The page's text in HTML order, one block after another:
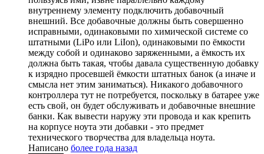
внутреннему элементу подключить добавочный
внешний. Все добавочные должны быть совершенно
исправными, одинаковыми по химической системе со
штатными (LiPo или LiIon), одинаковыми по ёмкости
между собой и одинаково заряженными, а ёмкость их
должна быть такая, чтобы давала существенную добавку
к изрядно просевшей ёмкости штатных банок (а иначе и
смысла нет этим заниматься). Никакого добавочного
контроллера тут не потребуется, поскольку в батарее уже
есть свой, он будет обслуживать и добавочные внешние
банки. Как вывести наружу эти провода и как крепить
на корпусе ноута эти добавки - это предмет
технического творчества для владельца ноута.
Написано более года назад